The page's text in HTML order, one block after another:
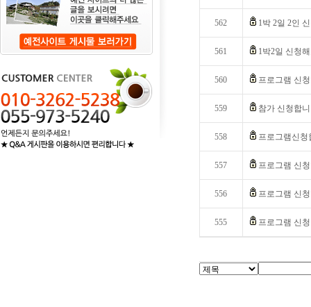
562 1박 2일 2인
561 1박2일 신청
560 프로그램 신
559 참가 신청합
558 프로그램신청
557 프로그램 신
556 프로그램 신
555 프로그램 신